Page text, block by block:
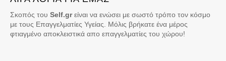
Σκοπός του Self.grείναι να ενώσει με σωστό τρόπο τον κόσμο
με τους Επαγγελματίες Υγείας. Μόλις βρήκατε ένα μέρος
φτιαγμένο αποκλειστικά απο επαγγελματίες του χώρου!